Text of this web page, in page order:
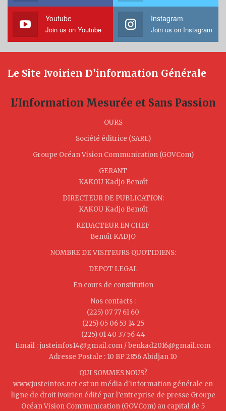
Youtube
Join us on Youtube
Instagram
Join us on Instagram
Le Site Ivoirien D’information Générale
L'Information Mesurée et Sans Passion
OURS
Société éditrice (SARL)
Groupe Océan Vision Communication (GOVCom)
GERANT
KAKOU Kadjo Benoît
DIRECTEUR DE PUBLICATION:
KAKOU Kadjo Benoît
REDACTEUR EN CHEF
Benoît KADJO
NOMBRE DE VISITEURS QUOTIDIENS:
DEPOT LEGAL
En cours de constitution
Nos contacts :
(225) 07 77 61 60
(225) 05 06 53 14 25
(225) 01 40 37 56 44
Email : justeinfos14@gmail.com / benkad2016@gmail.com
Adresse Postale : 10 BP 2856 Abidjan 10
QUI SOMMES NOUS?
www.justeinfos.net est un média d'information générale en
ligne de droit ivoirien édité par l’entreprise de presse Groupe
Océan Vision Communication (GOVCom) au capital de 5